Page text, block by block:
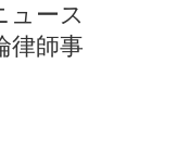
ュース
師事